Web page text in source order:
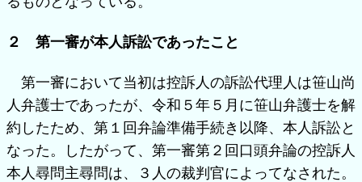
２ 第一審が本人訴訟であったこと
第一審において当初は控訴人の訴訟代理人は笹山尚
人弁護士であったが、令和５年５月に笹山弁護士を解
約したため、第１回弁論準備手続き以降、本人訴訟と
なった。したがって、第一審第２回口頭弁論の控訴人
本人尋問主尋問は、３人の裁判官によってなされた。